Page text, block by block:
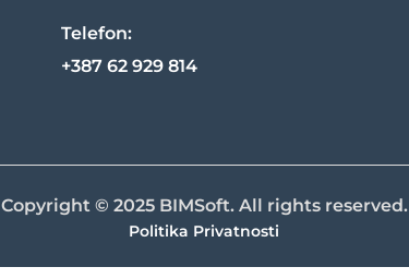
Telefon:
+387 62 929 814
Copyright © 2025 BIMSoft. All rights reserved.
Politika Privatnosti